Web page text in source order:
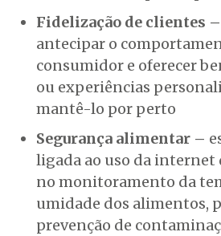
Fidelização de clientes –
antecipar o
consumidor e oferecer
ou experiências
mantê-lo por perto
Segurança alimentar –
ligada ao uso da internet
no monitoramento da
umidade dos alimentos,
prevenção de